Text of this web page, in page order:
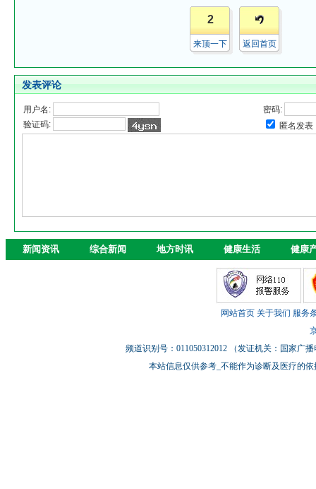
2
来顶一下 返回首页
发表评论
用户名:
密码:
验证码:
匿名发表
新闻资讯 综合新闻 地方时讯 健康生活 健康
网站首页 关于我们 服务
频道识别号：011050312012 （发证机关：国家广
本站信息仅供参考_不能作为诊断及医疗的